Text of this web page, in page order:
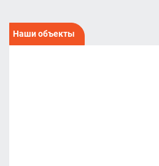
Наши объекты